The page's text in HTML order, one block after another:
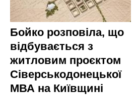
Бойко розповіла, що
відбувається з
житловим проєктом
Сіверськодонецької
МВА на Київщині